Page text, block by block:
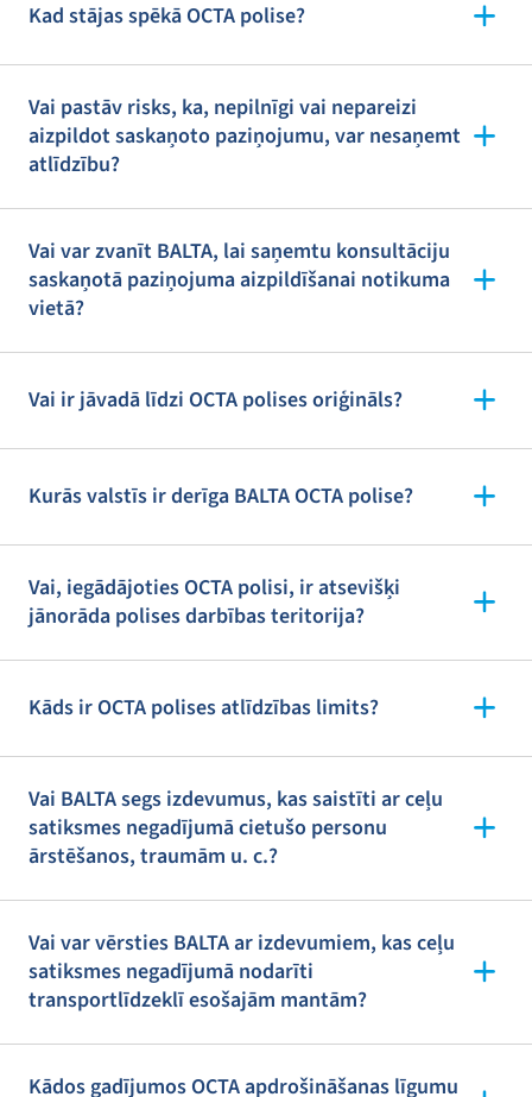
Kad stājas spēkā OCTA polise?
Vai pastāv risks, ka, nepilnīgi vai nepareizi
aizpildot saskaņoto paziņojumu, var nesaņemt
atlīdzību?
Vai var zvanīt BALTA, lai saņemtu konsultāciju
saskaņotā paziņojuma aizpildīšanai notikuma
vietā?
Vai ir jāvadā līdzi OCTA polises oriģināls?
Kurās valstīs ir derīga BALTA OCTA polise?
Vai, iegādājoties OCTA polisi, ir atsevišķi
jānorāda polises darbības teritorija?
Kāds ir OCTA polises atlīdzības limits?
Vai BALTA segs izdevumus, kas saistīti ar ceļu
satiksmes negadījumā cietušo personu
ārstēšanos, traumām u. c.?
Vai var vērsties BALTA ar izdevumiem, kas ceļu
satiksmes negadījumā nodarīti
transportlīdzeklī esošajām mantām?
Kādos gadījumos OCTA apdrošināšanas līgumu